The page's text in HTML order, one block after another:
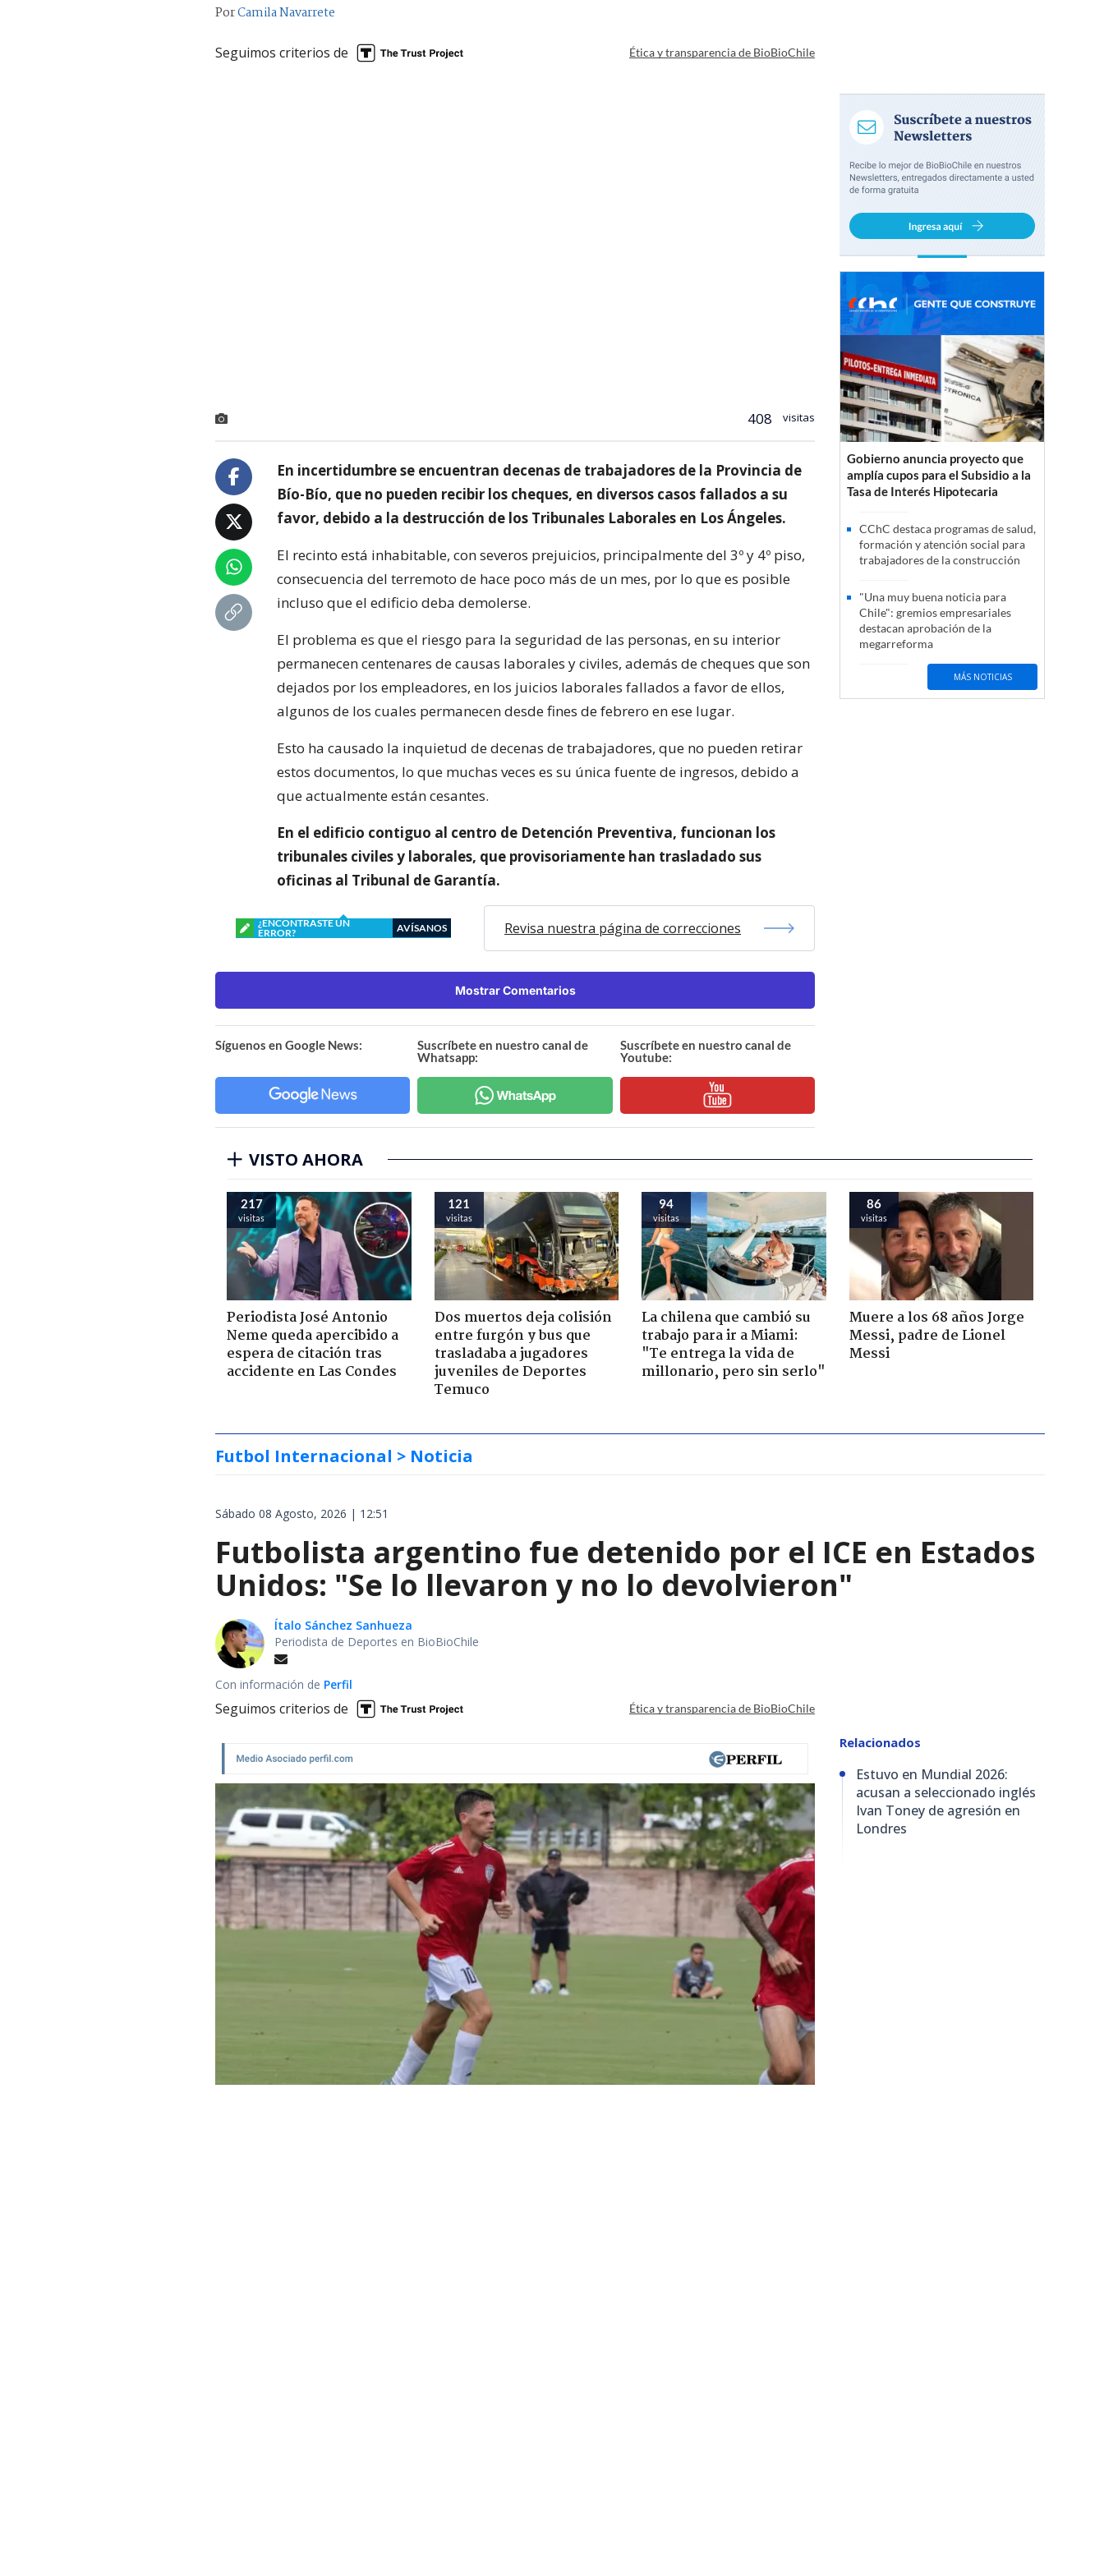
PorCamila Navarrete
Seguimos criterios de Ética y transparencia de BioBioChile
408 visitas
En incertidumbre se encuentran decenas de trabajadores de la Provincia de
Bío-Bío, que no pueden recibir los cheques, en diversos casos fallados a su
favor, debido a la destrucción de los Tribunales Laborales en Los Ángeles.
El recinto está inhabitable, con severos prejuicios, principalmente del 3º y 4º piso,
consecuencia del terremoto de hace poco más de un mes, por lo que es posible
incluso que el edificio deba demolerse.
El problema es que el riesgo para la seguridad de las personas, en su interior
permanecen centenares de causas laborales y civiles, además de cheques que son
dejados por los empleadores, en los juicios laborales fallados a favor de ellos,
algunos de los cuales permanecen desde fines de febrero en ese lugar.
Esto ha causado la inquietud de decenas de trabajadores, que no pueden retirar
estos documentos, lo que muchas veces es su única fuente de ingresos, debido a
que actualmente están cesantes.
En el edificio contiguo al centro de Detención Preventiva, funcionan los
tribunales civiles y laborales, que provisoriamente han trasladado sus
oficinas al Tribunal de Garantía.
¿ENCONTRASTE UN
ERROR?
AVÍSANOS Revisa nuestra página de correcciones
Mostrar Comentarios
Síguenos en Google News:
Suscríbete en nuestro canal de
Whatsapp:
Suscríbete en nuestro canal de
Youtube:
Gobierno anuncia proyecto que
amplía cupos para el Subsidio a la
Tasa de Interés Hipotecaria
CChC destaca programas de salud,
formación y atención social para
trabajadores de la construcción
"Una muy buena noticia para
Chile": gremios empresariales
destacan aprobación de la
megarreforma
MÁS NOTICIAS
VISTO AHORA
217
visitas
Periodista José Antonio
Neme queda apercibido a
espera de citación tras
accidente en Las Condes
121
visitas
Dos muertos deja colisión
entre furgón y bus que
trasladaba a jugadores
juveniles de Deportes
Temuco
94
visitas
La chilena que cambió su
trabajo para ir a Miami:
"Te entrega la vida de
millonario, pero sin serlo"
86
visitas
Muere a los 68 años Jorge
Messi, padre de Lionel
Messi
Futbol Internacional > Noticia
Sábado 08 Agosto, 2026 | 12:51
Futbolista argentino fue detenido por el ICE en Estados
Unidos: "Se lo llevaron y no lo devolvieron"
Ítalo Sánchez Sanhueza
Periodista de Deportes en BioBioChile
Con información de Perfil
Seguimos criterios de Ética y transparencia de BioBioChile
Relacionados
Estuvo en Mundial 2026:
acusan a seleccionado inglés
Ivan Toney de agresión en
Londres